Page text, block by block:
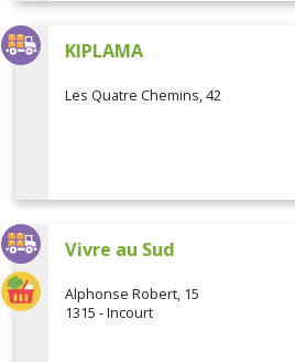
KIPLAMA
Les Quatre Chemins, 42
Vivre au Sud
Alphonse Robert, 15
1315 - Incourt